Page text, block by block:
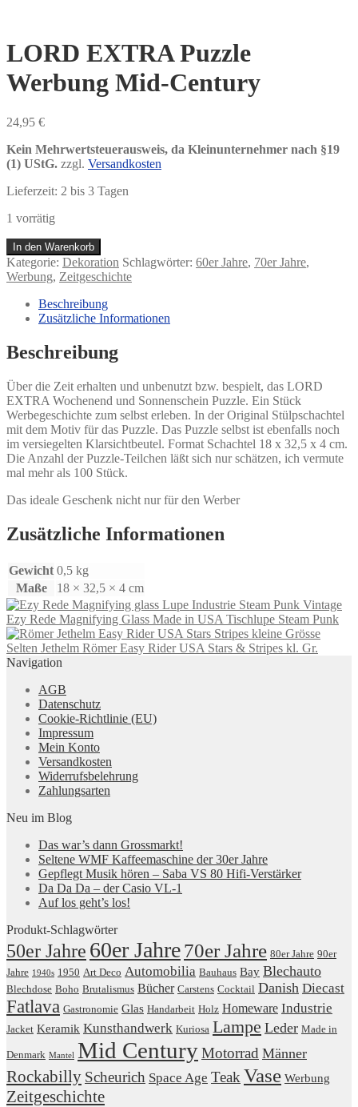
LORD EXTRA Puzzle
Werbung Mid-Century
24,95 €
Kein Mehrwertsteuerausweis, da Kleinunternehmer nach §19
(1) UStG. zzgl. Versandkosten
Lieferzeit: 2 bis 3 Tagen
1 vorrätig
LORD
EXTRA
Puzzle
Werbung
Mid-
Century
In den Warenkorb
Kategorie: Dekoration Schlagwörter: 60er Jahre, 70er Jahre,
Werbung, Zeitgeschichte
Beschreibung
Zusätzliche Informationen
Beschreibung
Über die Zeit erhalten und unbenutzt bzw. bespielt, das LORD
EXTRA Wochenend und Sonnenschein Puzzle. Ein Stück
Werbegeschichte zum selbst erleben. In der Original Stülpschachtel
mit dem Motiv für das Puzzle. Das Puzzle selbst ist ebenfalls noch
im versiegelten Klarsichtbeutel. Format Schachtel 18 x 32,5 x 4 cm.
Die Anzahl der Puzzle-Teilchen läßt sich nur schätzen, ich vermute
mal mehr als 100 Stück.
Das ideale Geschenk nicht nur für den Werber
Zusätzliche Informationen
Gewicht 0,5 kg
Maße
18 × 32,5 × 4 cm
Vintage
Ezy Rede Magnifying Glass Made in USA Tischlupe Steam Punk
Selten Jethelm Römer Easy Rider USA Stars & Stripes kl. Gr.
Navigation
AGB
Datenschutz
Cookie-Richtlinie (EU)
Impressum
Mein Konto
Versandkosten
Widerrufsbelehrung
Zahlungsarten
Neu im Blog
Das war’s dann Grossmarkt!
Seltene WMF Kaffeemaschine der 30er Jahre
Gepflegt Musik hören – Saba VS 80 Hifi-Verstärker
Da Da Da – der Casio VL-1
Auf los geht’s los!
Produkt-Schlagwörter
50er Jahre 60er Jahre70er Jahre 80er Jahre 90er
Jahre 1940s 1950 Art Deco Automobilia Bauhaus Bay Blechauto
Blechdose Boho Brutalismus Bücher Carstens Cocktail Danish Diecast
Fatlava Gastronomie Glas Handarbeit Holz Homeware Industrie
Jacket Keramik Kunsthandwerk Kuriosa Lampe Leder Made in
Denmark Mantel Mid CenturyMotorrad Männer
Rockabilly Scheurich Space Age Teak Vase Werbung
Zeitgeschichte